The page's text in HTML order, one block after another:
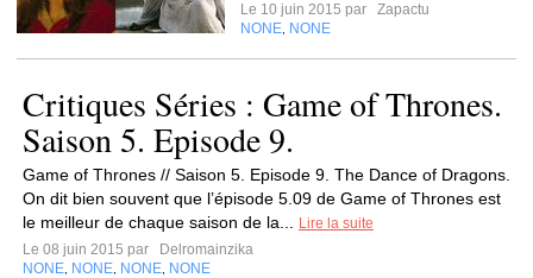
Le 10 juin 2015 par
Zapactu
NONE NONE
Critiques Séries : Game of Thrones.
Saison 5. Episode 9.
Game of Thrones // Saison 5. Episode 9. The Dance of Dragons.
On dit bien souvent que l’épisode 5.09 de Game of Thrones est
le meilleur de chaque saison de la...
Lire la suite
Le 08 juin 2015 par
Delromainzika
NONE NONE NONE NONE